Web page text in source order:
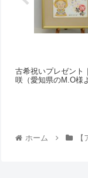
古希祝いプレゼント
咲（愛知県のM.O様
ホーム